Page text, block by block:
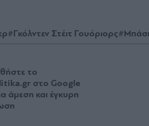
#Γκόλντεν Στέιτ Γουόριορς
το
στο Google
άμεση και έγκυρη